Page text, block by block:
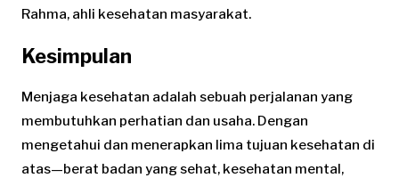
Rahma, ahli kesehatan masyarakat.
Kesimpulan
Menjaga kesehatan adalah sebuah perjalanan yang
membutuhkan perhatian dan usaha. Dengan
mengetahui dan menerapkan lima tujuan kesehatan di
atas—berat badan yang sehat, kesehatan mental,